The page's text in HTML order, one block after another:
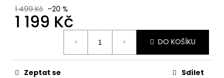
1 499 Kč –20 %
1 199 Kč
DO KOŠÍKU
Zeptat se Sdílet
p
o
u